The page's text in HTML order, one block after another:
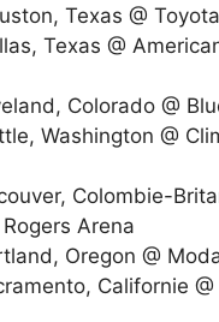
Texas @
Texas @
Colorado @
Washington @
Colombie-
Arena
Oregon @
Californie @